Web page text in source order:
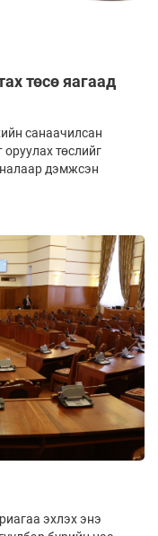
төсө яагаад
санаачилсан
төслийг
дэмжсэн
эхлэх энэ